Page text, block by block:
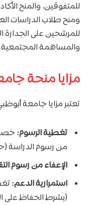
للمتفوقين، والمنح
ومنح طلاب الدراسات
للمرشحين على الجدارة
والمساهمة
مزايا منحة
تعتبر مزايا جامعة
تغطية الرسوم:
من رسوم الدراسة
الإعفاء من رسوم
استمرارية الدعم:
(بشرط الحفاظ على